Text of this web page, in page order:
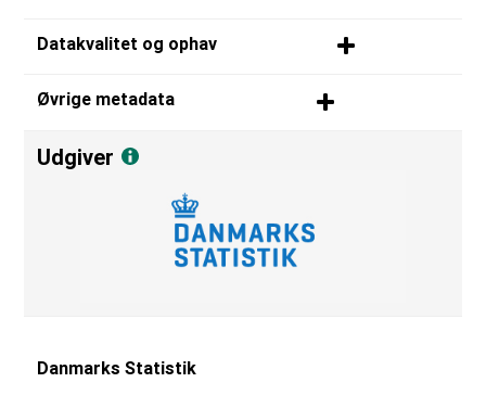
Datakvalitet og ophav
Øvrige metadata
Udgiver
Danmarks Statistik